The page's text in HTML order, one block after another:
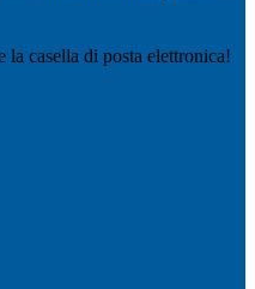
casella di posta elettronica!